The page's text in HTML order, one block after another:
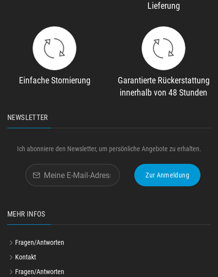
Lieferung
Einfache Stornierung
Garantierte Rückerstattung
innerhalb von 48 Stunden
NEWSLETTER
Ich abonniere den Newsletter, um persönliche Angebote zu erhalten.
Zur Anmeldung
MEHR INFOS
Fragen/Antworten
Kontakt
Fragen/Antworten